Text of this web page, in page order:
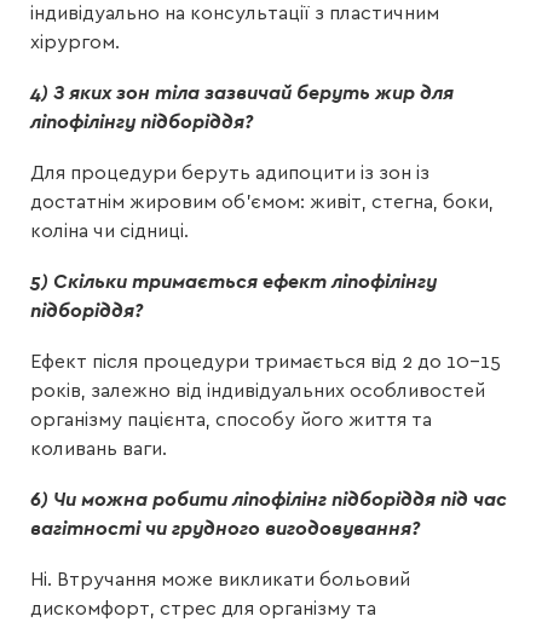
індивідуально на консультації з пластичним
хірургом.
4) З яких зон тіла зазвичай беруть жир для
ліпофілінгу підборіддя?
Для процедури беруть адипоцити із зон із
достатнім жировим об’ємом: живіт, стегна, боки,
коліна чи сідниці.
5) Скільки тримається ефект ліпофілінгу
підборіддя?
Ефект після процедури тримається від 2 до 10–15
років, залежно від індивідуальних особливостей
організму пацієнта, способу його життя та
коливань ваги.
6) Чи можна робити ліпофілінг підборіддя під час
вагітності чи грудного вигодовування?
Ні. Втручання може викликати больовий
дискомфорт, стрес для організму та